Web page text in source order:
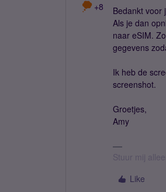
+8
Bedankt voor
Als je dan
naar eSIM.
gegevens
Ik heb de
screenshot.
Groetjes,
Amy
Stuur mij
Like